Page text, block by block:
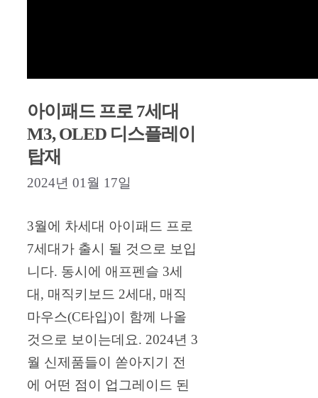
아이패드 프로 7세대
M3, OLED 디스플레이
탑재
2024년 01월 17일
3월에 차세대 아이패드 프로
7세대가 출시 될 것으로 보입
니다. 동시에 애프펜슬 3세
대, 매직키보드 2세대, 매직
마우스(C타입)이 함께 나올
것으로 보이는데요. 2024년 3
월 신제품들이 쏟아지기 전
에 어떤 점이 업그레이드 된